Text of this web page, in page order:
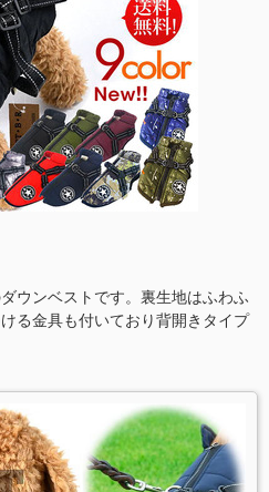
ウンベストです。裏生地はふわふ
る金具も付いており背開きタイプ